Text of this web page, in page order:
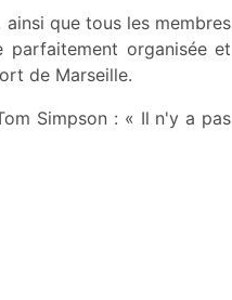
que tous les membres
organisée et
de Marseille.
Simpson : « Il n'y a pas